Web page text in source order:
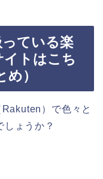
ている楽
トはこち
）
）で色々と
ょうか？